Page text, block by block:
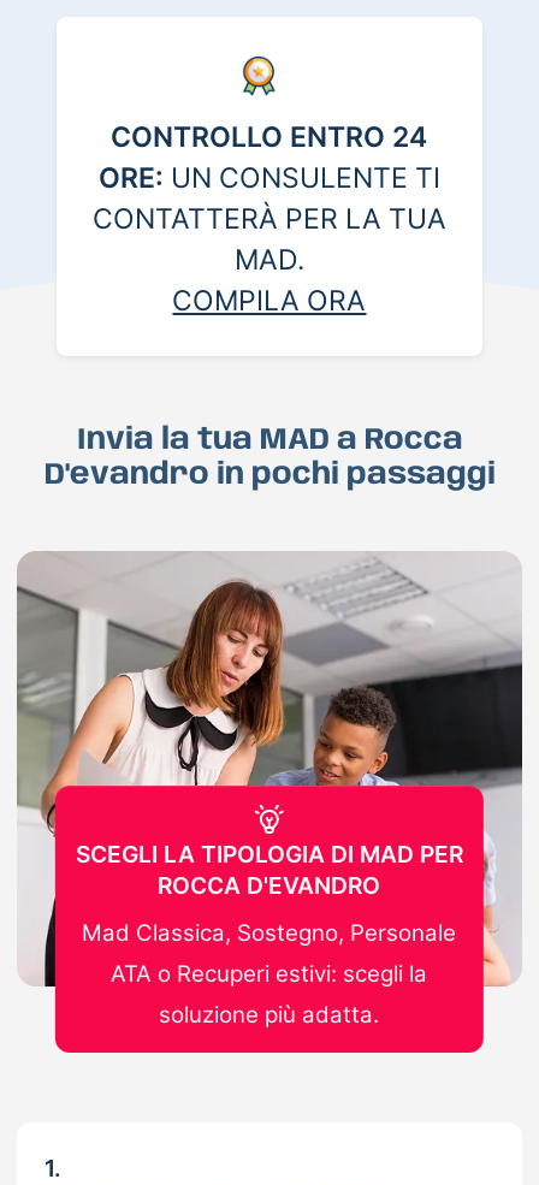
CONTROLLO ENTRO 24
ORE: UN CONSULENTE TI
CONTATTERÀ PER LA TUA
MAD.
COMPILA ORA
Invia la tua MAD a Rocca
D'evandro in pochi passaggi
1.
SCEGLI LA TIPOLOGIA DI MAD PER
ROCCA D'EVANDRO
Mad Classica, Sostegno, Personale
ATA o Recuperi estivi: scegli la
soluzione più adatta.